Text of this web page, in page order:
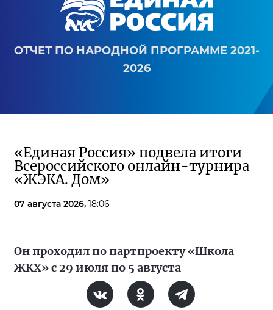
ОТЧЕТ ПО НАРОДНОЙ ПРОГРАММЕ 2021-
2026
«Единая Россия» подвела итоги
Всероссийского онлайн-турнира
«ЖЭКА. Дом»
07 августа 2026, 18:06
Он проходил по партпроекту «Школа
ЖКХ» с 29 июля по 5 августа